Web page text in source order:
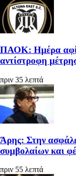
ΠΑΟΚ: Ημέρα
αντίστροφη
πριν 35 λεπτά
Άρης: Στην
συμβολαίων και
πριν 55 λεπτά